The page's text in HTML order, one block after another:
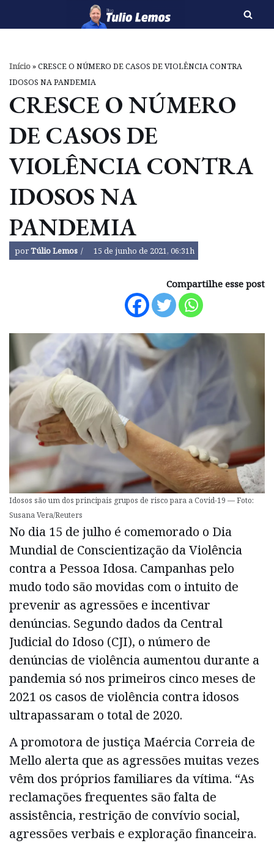
o
conteúdo
Início»CRESCE O NÚMERO DE CASOS DE VIOLÊNCIA CONTRA
IDOSOS NA PANDEMIA
CRESCE O NÚMERO
DE CASOS DE
VIOLÊNCIA CONTRA
IDOSOS NA
PANDEMIA
porTúlio Lemos 15 de junho de 2021, 06:31h
Compartilhe esse post
Idosos são um dos principais grupos de risco para a Covid-19 — Foto:
Susana Vera/Reuters
No dia 15 de julho é comemorado o Dia
Mundial de Conscientização da Violência
contra a Pessoa Idosa. Campanhas pelo
mudo todo são movidas com o intuito de
prevenir as agressões e incentivar
denúncias. Segundo dados da Central
Judicial do Idoso (CJI), o número de
denúncias de violência aumentou durante a
pandemia só nos primeiros cinco meses de
2021 os casos de violência contra idosos
ultrapassaram o total de 2020.
A promotora de justiça Maércia Correia de
Mello alerta que as agressões muitas vezes
vêm dos próprios familiares da vítima. “As
reclamações frequentes são falta de
assistência, restrição de convívio social,
agressões verbais e exploração financeira.